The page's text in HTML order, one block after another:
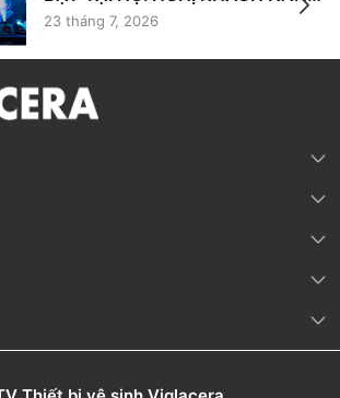
2026: CHUYỂN MÌNH, VƯƠN XA
23 tháng 7, 2026